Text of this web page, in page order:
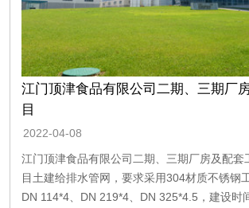
江门顶津食品有限公司二期、三期厂
目
2022-04-08
江门顶津食品有限公司二期、三期厂房及配套
目土建给排水管网，要求采用304材质不锈钢
DN 114*4、DN 219*4、DN 325*4.5，建设时